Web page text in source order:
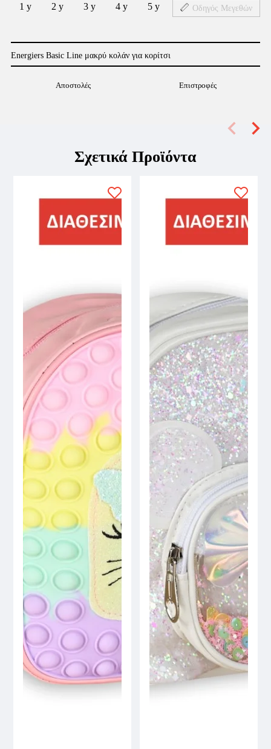
1 y 2 y 3 y 4 y 5 y Οδηγός Μεγεθών
Αποστολές Επιστροφές
Energiers Basic Line μακρύ κολάν για κορίτσι
Σχετικά Προϊόντα